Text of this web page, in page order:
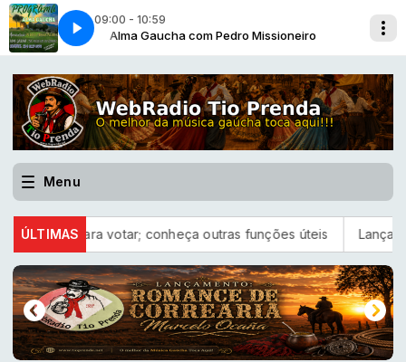
09:00 - 10:59
Alma Gaucha com Pedro Missioneiro
ALMA GAUCHA -08-08-BLC-01
Menu
ÚLTIMAS
para votar; conheça outras funções úteis Lançamento -